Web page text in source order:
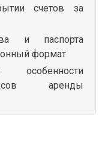
счетов за
и паспорта
формат
особенности
аренды